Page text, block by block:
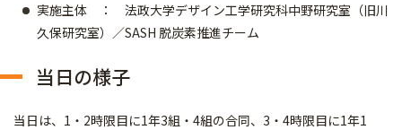
実施主体 ： 法政大学デザイン工学研究科中野研究室（旧川
久保研究室）／SASH 脱炭素推進チーム
当日の様子
当日は、1・2時限目に1年3組・4組の合同、3・4時限目に1年1